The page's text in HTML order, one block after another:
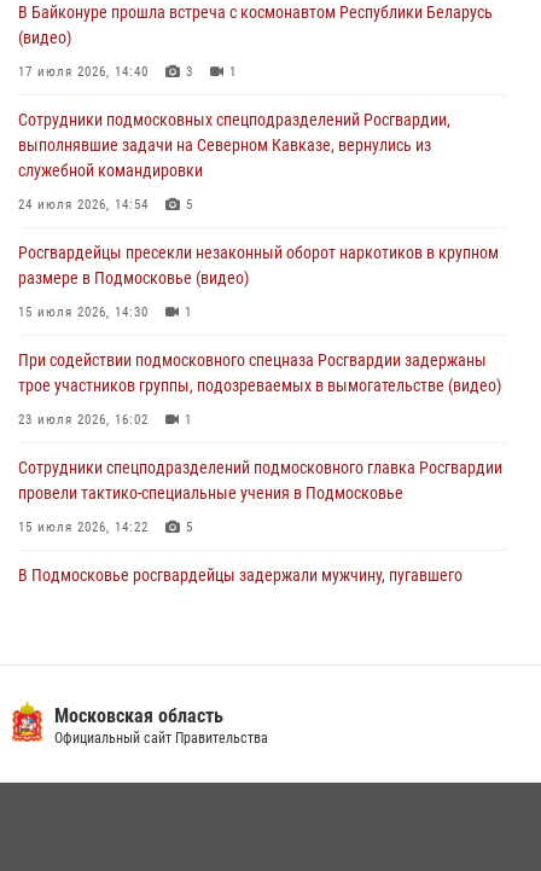
Сотрудники спецподразделения подмосковного главка Росгвардии
отработали навыки огневой подготовки на комплексных учениях
04 августа 2026, 12:21
За прошедший месяц росгвардейцы 7386 раз выезжали по
сигналам «Тревога» с охраняемых объектов в Подмосковье
04 августа 2026, 12:15
(видео)
03 августа 2026, 15:32 1
«семейным подрядом» в Подмосковье (видео)
03 августа 2026, 15:08
В Байконуре прошла встреча с космонавтом Республики Беларусь
(видео)
17 июля 2026, 14:40 3 1
Сотрудники подмосковных спецподразделений Росгвардии,
выполнявшие задачи на Северном Кавказе, вернулись из
служебной командировки
24 июля 2026, 14:54 5
Росгвардейцы пресекли незаконный оборот наркотиков в крупном
размере в Подмосковье (видео)
15 июля 2026, 14:30 1
При содействии подмосковного спецназа Росгвардии задержаны
трое участников группы, подозреваемых в вымогательстве (видео)
23 июля 2026, 16:02 1
Сотрудники спецподразделений подмосковного главка Росгвардии
провели тактико-специальные учения в Подмосковье
15 июля 2026, 14:22 5
В Подмосковье росгвардейцы задержали мужчину, пугавшего
федеральном розыске (видео)
22 июля 2026, 14:15 1
Московская область
Официальный сайт Правительства